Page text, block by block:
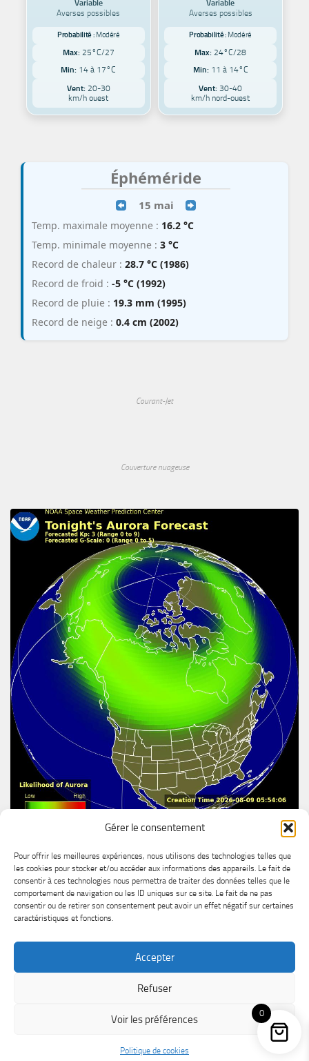
Gérer le consentement
Pour offrir les meilleures expériences, nous utilisons des technologies telles que
les cookies pour stocker et/ou accéder aux informations des appareils. Le fait de
consentir à ces technologies nous permettra de traiter des données telles que le
comportement de navigation ou les ID uniques sur ce site. Le fait de ne pas
consentir ou de retirer son consentement peut avoir un effet négatif sur certaines
caractéristiques et fonctions.
Accepter
Refuser
Voir les préférences
Politique de cookies
Variable
Averses possibles
Probabilité : Modéré
Max: 25°C/27
Min: 14 à 17°C
Vent:20-30
km/h ouest
Variable
Averses possibles
Probabilité : Modéré
Max: 24°C/28
Min: 11 à 14°C
Vent: 30-40
km/h nord-ouest
Éphéméride
15 mai
Temp. maximale moyenne : 16.2 °C
Temp. minimale moyenne : 3 °C
Record de chaleur : 28.7 °C (1986)
Record de froid : -5 °C (1992)
Record de pluie : 19.3 mm (1995)
Record de neige : 0.4 cm (2002)
Courant-Jet
Couverture nuageuse
0